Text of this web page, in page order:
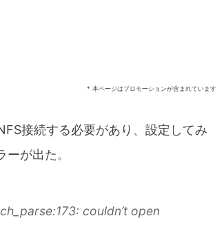
* 本ページはプロモーションが含まれています
接続する必要があり、設定してみ
が出た。
couldn’t open